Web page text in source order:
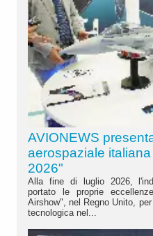
AVIONEWS
aerospaziale
2026"
Alla fine di luglio 2026,
portato le proprie
Airshow", nel Regno Unito,
tecnologica nel...